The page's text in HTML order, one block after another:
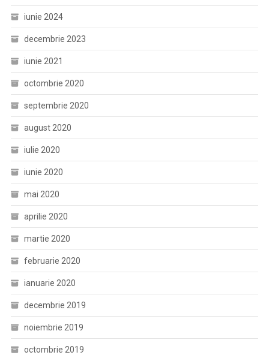
iunie 2024
decembrie 2023
iunie 2021
octombrie 2020
septembrie 2020
august 2020
iulie 2020
iunie 2020
mai 2020
aprilie 2020
martie 2020
februarie 2020
ianuarie 2020
decembrie 2019
noiembrie 2019
octombrie 2019